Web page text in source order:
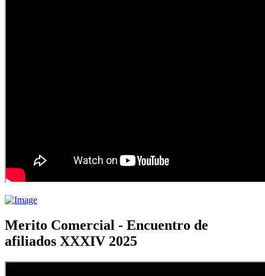
Merito Comercial - Encuentro de
afiliados XXXIV 2025